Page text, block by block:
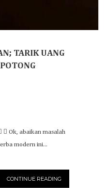
TARIK UANG
Ok, abaikan masalah
modern ini...
CONTINUE READING